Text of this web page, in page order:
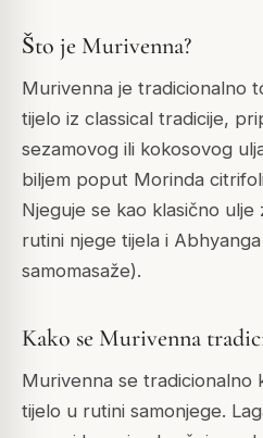
Što je Murivenna?
Murivenna je tradicionalno
tijelo iz classical tradicije,
sezamovog ili kokosovog
biljem poput Morinda
Njeguje se kao klasično
rutini njege tijela i
samomasaže).
Kako se Murivenna
Murivenna se tradicionalno
tijelo u rutini samonjege.